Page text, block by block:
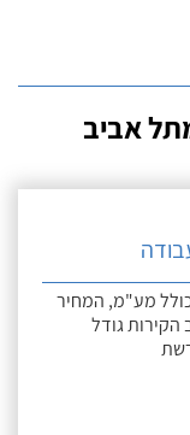
אביב
לא כולל מע"מ, המחיר
גודל